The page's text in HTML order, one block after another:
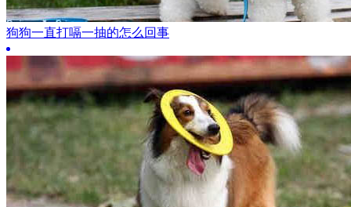
狗狗一直打嗝一抽的怎么回事